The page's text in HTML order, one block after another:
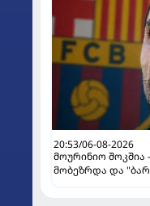
20:53/06-08-2026
მოურინიო
მობეზრდა და